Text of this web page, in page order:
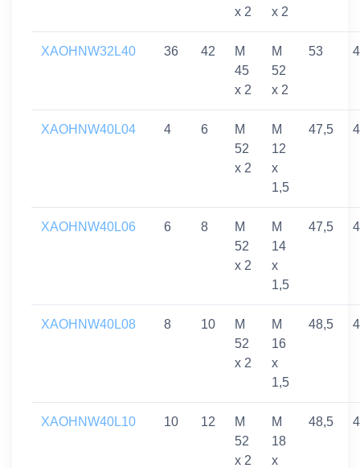
x 2
x 2
XAOHNW32L40 36 42
M
45
x 2
M
52
x 2
53
XAOHNW40L04 4 6
M
52
x 2
M
12
x
1,5
47,5
XAOHNW40L06 6 8
M
52
x 2
M
14
x
1,5
47,5
XAOHNW40L08 8 10
M
52
x 2
M
16
x
1,5
48,5
XAOHNW40L10 10 12
M
52
x 2
M
18
x
48,5